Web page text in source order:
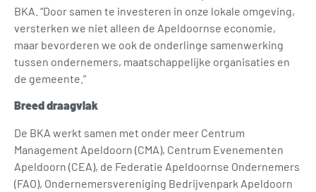
BKA. “Door samen te investeren in onze lokale omgeving,
versterken we niet alleen de Apeldoornse economie,
maar bevorderen we ook de onderlinge samenwerking
tussen ondernemers, maatschappelijke organisaties en
de gemeente.”
Breed draagvlak
De BKA werkt samen met onder meer Centrum
Management Apeldoorn (CMA), Centrum Evenementen
Apeldoorn (CEA), de Federatie Apeldoornse Ondernemers
(FAO), Ondernemersvereniging Bedrijvenpark Apeldoorn